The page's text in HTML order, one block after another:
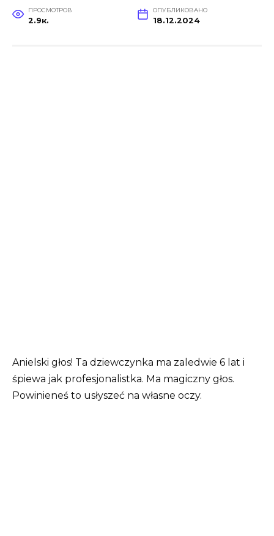
ПРОСМОТРОВ
2.9к.
ОПУБЛИКОВАНО
18.12.2024
Anielski głos! Ta dziewczynka ma zaledwie 6 lat i
śpiewa jak profesjonalistka. Ma magiczny głos.
Powinieneś to usłyszeć na własne oczy.